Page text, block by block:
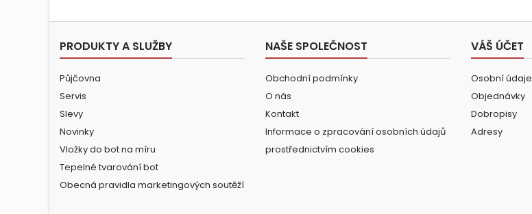
PRODUKTY A SLUŽBY
Půjčovna
Servis
Slevy
Novinky
Vložky do bot na míru
Tepelné tvarování bot
Obecná pravidla marketingových soutěží
NAŠE SPOLEČNOST
Obchodní podmínky
O nás
Kontakt
Informace o zpracování osobních údajů
prostřednictvím cookies
VÁŠ ÚČET
Osobní údaje
Objednávky
Dobropisy
Adresy